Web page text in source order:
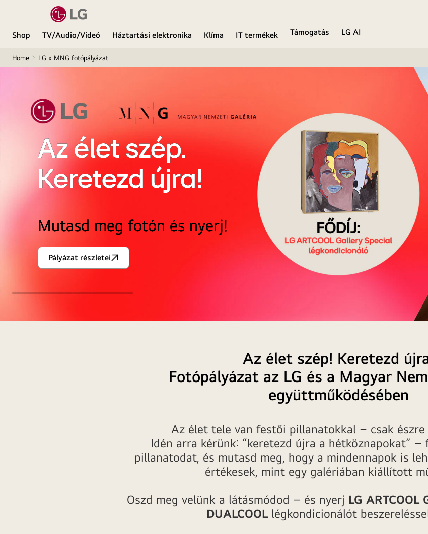
Shop TV/Audio/Videó Háztartási elektronika Klíma IT termékek Támogatás
LG AI
Home LG x MNG fotópályázat
Az élet szép.
Keretezd újra!
Mutasd meg fotón és nyerj!
<br>Az
élet
újra!
Pályázat részletei
Az élet szép! Keretezd
Fotópályázat az LG és a Magyar
együttműködésében
Az élet tele van festői pillanatokkal – csak észre
Idén arra kérünk: “keretezd újra a hétköznapokat” –
pillanatodat, és mutasd meg, hogy a mindennapok is
értékesek, mint egy galériában kiállított
Oszd meg velünk a látásmódod – és nyerj LG ARTCOOL
DUALCOOL légkondicionálót